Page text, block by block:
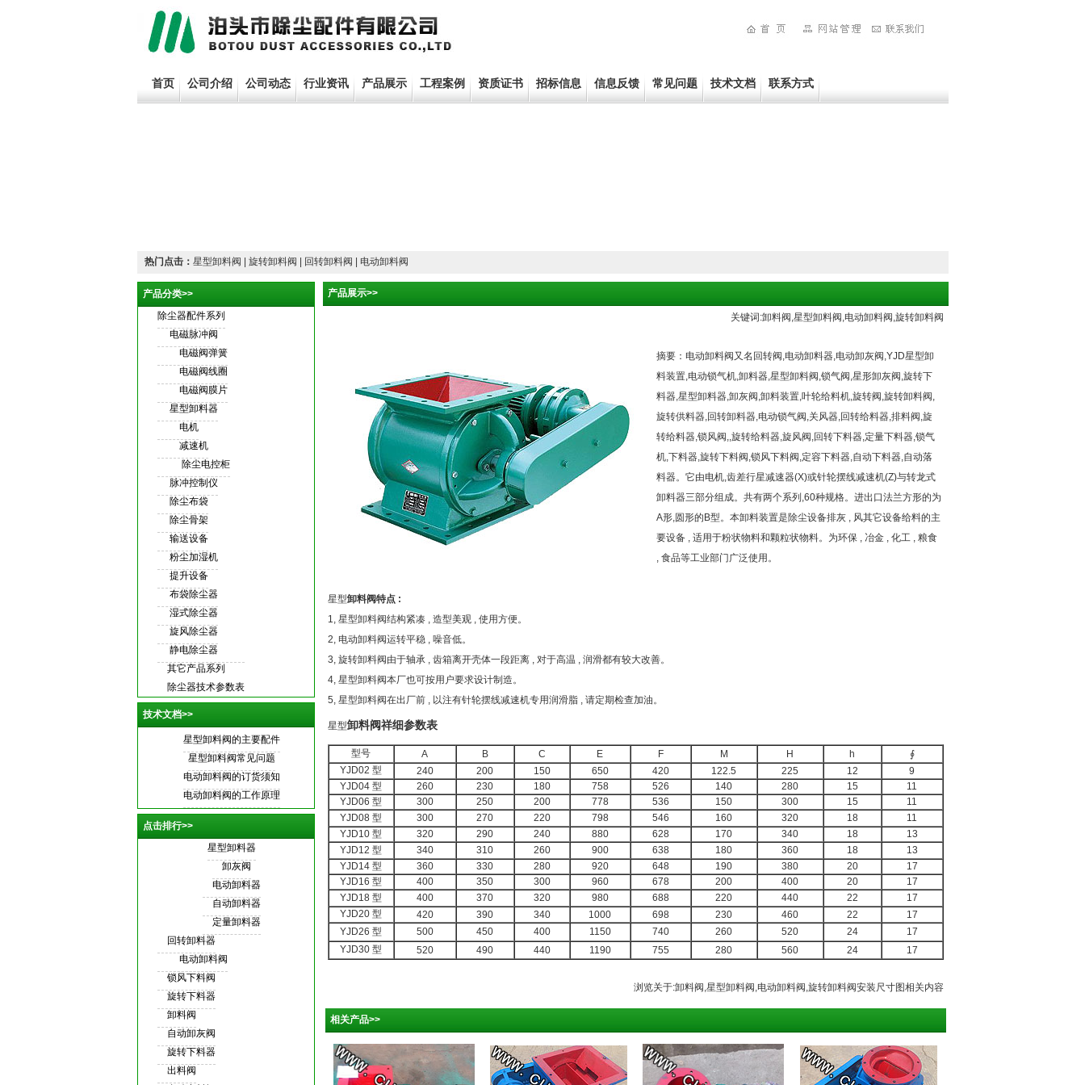
首页 公司介绍 公司动态 行业资讯 产品展示 工程案例 资质证书 招标信息 信息反馈 常见问题 技术文档 联系方式
热门点击： 星型卸料阀 | 旋转卸料阀 | 回转卸料阀 | 电动卸料阀
产品分类>>
除尘器配件系列
电磁脉冲阀
电磁阀弹簧
电磁阀线圈
电磁阀膜片
星型卸料器
电机
减速机
除尘电控柜
脉冲控制仪
除尘布袋
除尘骨架
输送设备
粉尘加湿机
提升设备
布袋除尘器
湿式除尘器
旋风除尘器
静电除尘器
其它产品系列
除尘器技术参数表
技术文档>>
星型卸料阀的主要配件
星型卸料阀常见问题
电动卸料阀的订货须知
电动卸料阀的工作原理
点击排行>>
星型卸料器
卸灰阀
电动卸料器
自动卸料器
定量卸料器
回转卸料器
电动卸料阀
锁风下料阀
旋转下料器
卸料阀
自动卸灰阀
旋转下料器
出料阀
产品展示>>
关键词:卸料阀,星型卸料阀,电动卸料阀,旋转卸料阀
摘要： 电动卸料阀又名回转阀,电动卸料器,电动卸灰阀,YJD星型卸
料装置,电动锁气机,卸料器,星型卸料阀,锁气阀,星形卸灰阀,旋转下
料器,星型卸料器,卸灰阀,卸料装置,叶轮给料机,旋转阀,旋转卸料阀,
旋转供料器,回转卸料器,电动锁气阀,关风器,回转给料器,排料阀,旋
转给料器,锁风阀,,旋转给料器,旋风阀,回转下料器,定量下料器,锁气
机,下料器,旋转下料阀,锁风下料阀,定容下料器,自动下料器,自动落
料器。它由电机,齿差行星减速器(X)或针轮摆线减速机(Z)与转龙式
卸料器三部分组成。共有两个系列,60种规格。进出口法兰方形的为
A形,圆形的B型。本卸料装置是除尘设备排灰 , 风其它设备给料的主
要设备 , 适用于粉状物料和颗粒状物料。为环保 , 冶金 , 化工 , 粮食
, 食品等工业部门广泛使用。
星型卸料阀特点 :
1, 星型卸料阀结构紧凑 , 造型美观 , 使用方便。
2, 电动卸料阀运转平稳 , 噪音低。
3, 旋转卸料阀 由于轴承 , 齿箱离开壳体一段距离 , 对于高温 , 润滑都有较大改善。
4, 星型卸料阀本厂也可按用户要求设计制造。
5, 星型卸料阀在出厂前 , 以注有针轮摆线减速机专用润滑脂 , 请定期检查加油。
星型卸料阀祥细参数表
型号 A B C E F M H h
∮
YJD02 型
240 200 150 650 420 122.5 225 12
9
YJD04 型
260 230 180 758 526 140 280 15
11
YJD06 型
300 250 200 778 536 150 300 15
11
YJD08 型
300 270 220 798 546 160 320 18
11
YJD10 型
320 290 240 880 628 170 340 18
13
YJD12 型
340 310 260 900 638 180 360 18
13
YJD14 型
360 330 280 920 648 190 380 20
17
YJD16 型
400 350 300 960 678 200 400 20
17
YJD18 型
400 370 320 980 688 220 440 22
17
YJD20 型
420 390 340 1000 698 230 460 22
17
YJD26 型
500 450 400 1150 740 260 520 24
17
YJD30 型
520 490 440 1190 755 280 560 24 17
浏览关于:卸料阀,星型卸料阀,电动卸料阀,旋转卸料阀安装尺寸图相关内容
相关产品>>